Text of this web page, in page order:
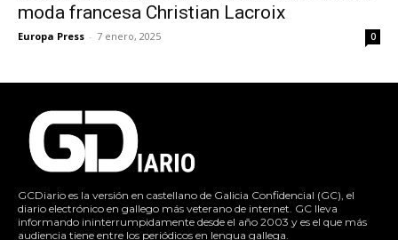
moda francesa Christian Lacroix
Europa Press - 7 enero, 2025 0
GCDiario es la versión en castellano de Galicia Confidencial (GC), el
diario electrónico en gallego más veterano de internet. GC lleva
informando ininterrumpidamente desde el año 2003 y es el que más
audiencia tiene entre los periódicos en lengua gallega.